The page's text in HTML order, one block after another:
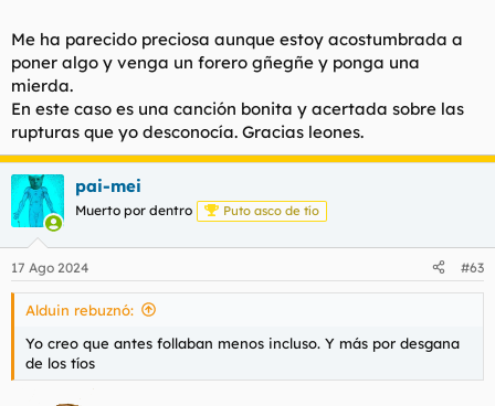
Me ha parecido preciosa aunque estoy acostumbrada a
poner algo y venga un forero gñegñe y ponga una
mierda.
En este caso es una canción bonita y acertada sobre las
rupturas que yo desconocía. Gracias leones.
pai-mei
Muerto por dentro Puto asco de tío
17 Ago 2024 #63
Alduin rebuznó:
Yo creo que antes follaban menos incluso. Y más por desgana
de los tíos